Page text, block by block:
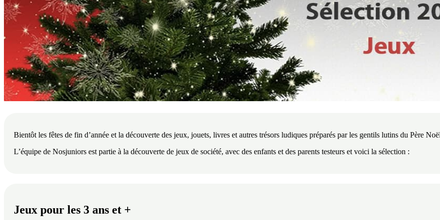
Bientôt les fêtes de fin d’année et la découverte des jeux, jouets, livres et autres trésors ludiques préparés par les gentils lutins du Père
L’équipe de Nosjuniors est partie à la découverte de jeux de société, avec des enfants et des parents testeurs et voici la sélection :
Jeux pour les 3 ans et +